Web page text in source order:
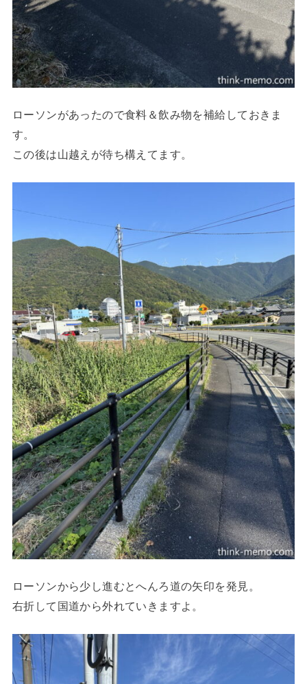
ローソンがあったので食料＆飲み物を補給しておきま
す。
この後は山越えが待ち構えてます。
ローソンから少し進むとへんろ道の矢印を発見。
右折して国道から外れていきますよ。